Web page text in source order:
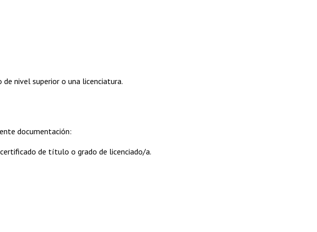
nivel superior o una licenciatura.
documentación:
de título o grado de licenciado/a.